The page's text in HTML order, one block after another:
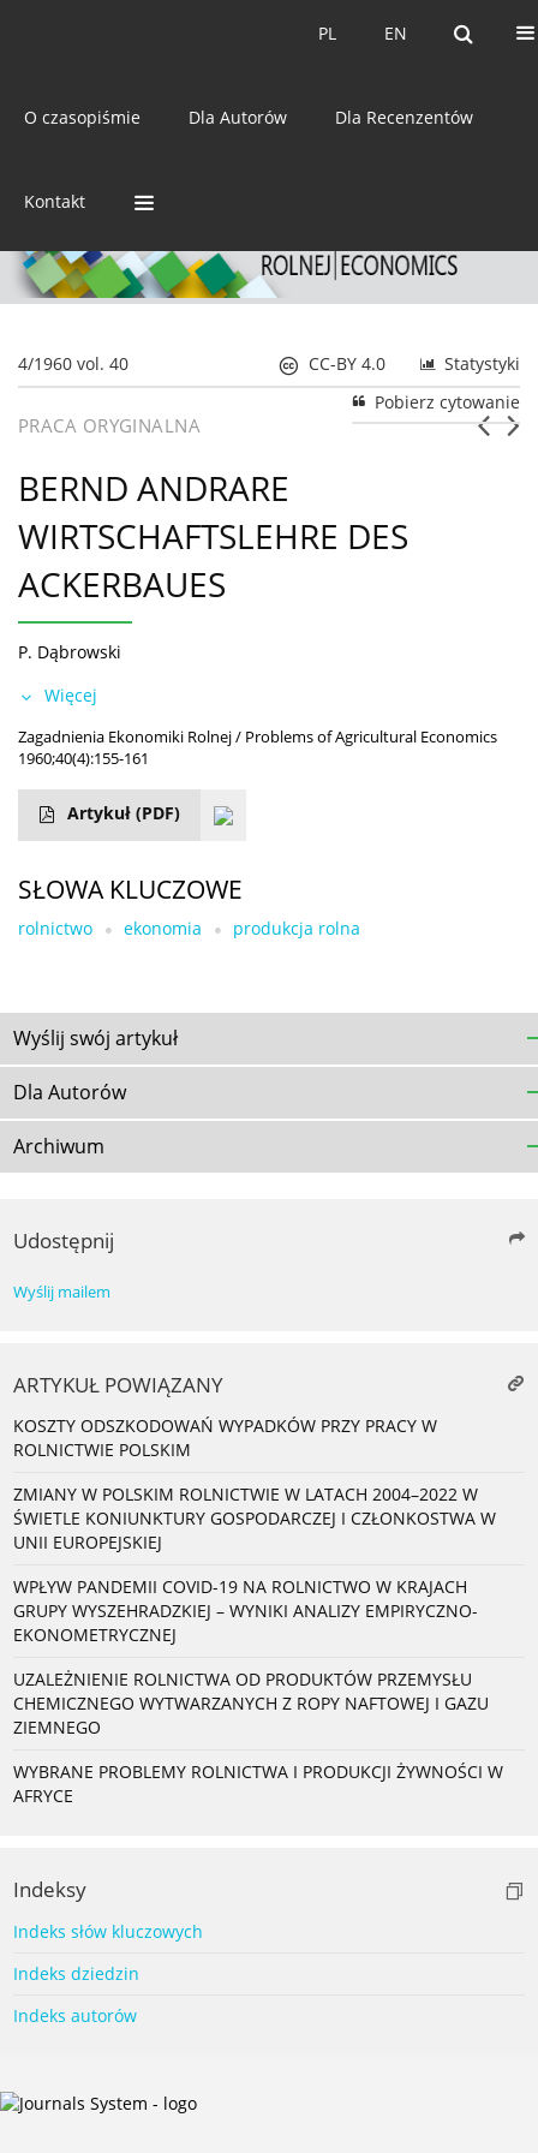
EN
PL EN
PL
O czasopiśmie Dla Autorów Dla Recenzentów
Kontakt
ISSN: 0044-1600
4/1960 vol. 40 Statystyki
CC-BY 4.0
Pobierz cytowanie
PRACA ORYGINALNA
BERND ANDRARE
WIRTSCHAFTSLEHRE DES
ACKERBAUES
P. Dąbrowski
Więcej
Zagadnienia Ekonomiki Rolnej / Problems of Agricultural Economics
1960;40(4):155-161
Artykuł (PDF)
SŁOWA KLUCZOWE
rolnictwo ekonomia produkcja rolna
Wyślij swój artykuł
Dla Autorów
Archiwum
Udostępnij
Wyślij mailem
ARTYKUŁ POWIĄZANY
KOSZTY ODSZKODOWAŃ WYPADKÓW PRZY PRACY W
ROLNICTWIE POLSKIM
ZMIANY W POLSKIM ROLNICTWIE W LATACH 2004–2022 W
ŚWIETLE KONIUNKTURY GOSPODARCZEJ I CZŁONKOSTWA W
UNII EUROPEJSKIEJ
WPŁYW PANDEMII COVID-19 NA ROLNICTWO W KRAJACH
GRUPY WYSZEHRADZKIEJ – WYNIKI ANALIZY EMPIRYCZNO-
EKONOMETRYCZNEJ
UZALEŻNIENIE ROLNICTWA OD PRODUKTÓW PRZEMYSŁU
CHEMICZNEGO WYTWARZANYCH Z ROPY NAFTOWEJ I GAZU
ZIEMNEGO
WYBRANE PROBLEMY ROLNICTWA I PRODUKCJI ŻYWNOŚCI W
AFRYCE
Indeksy
Indeks słów kluczowych
Indeks dziedzin
Indeks autorów